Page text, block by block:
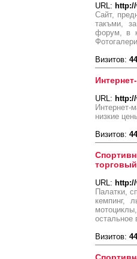
URL:
Сайт,
такъми,
форум, в
Визитов:
URL:
Интернет-
низкие
Визитов:
URL:
Палатки,
кемпинг,
остальное
Визитов: